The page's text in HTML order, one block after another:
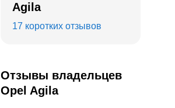
Agila
17 коротких отзывов
Отзывы владельцев
Opel Agila